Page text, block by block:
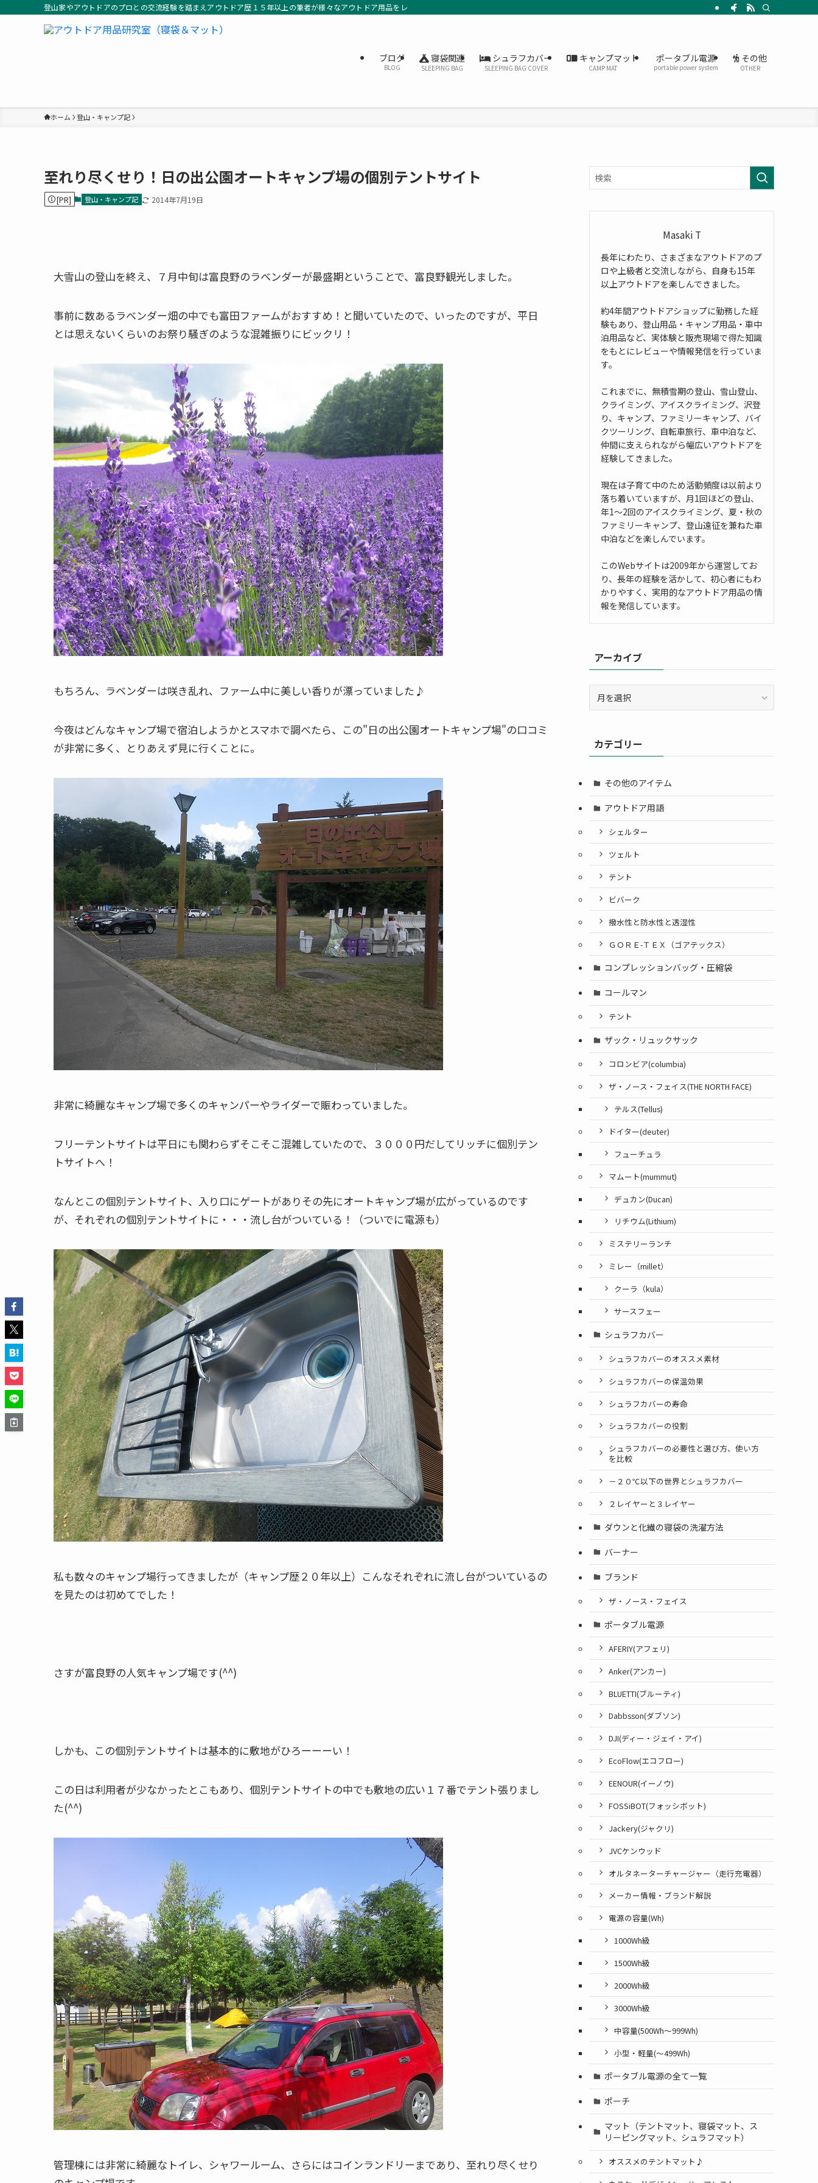
登山家やアウトドアのプロとの交流経験を踏まえアウトドア歴１５年以上の筆者が様々なアウトドア用品をレビューしています。
ブログ
BLOG
寝袋関連
SLEEPING BAG
シュラフカバー
SLEEPING BAG COVER
キャンプマット
CAMP MAT
ポータブル電源
portable power system
その他
OTHER
ホーム 登山・キャンプ記
至れり尽くせり！日の出公園オートキャンプ場の個別テントサイト
[PR] 登山・キャンプ記 2014年7月19日
大雪山の登山を終え、７月中旬は富良野のラベンダーが最盛期ということで、富良野観光しました。
事前に数あるラベンダー畑の中でも富田ファームがおすすめ！と聞いていたので、いったのですが、平日
とは思えないくらいのお祭り騒ぎのような混雑振りにビックリ！
もちろん、ラベンダーは咲き乱れ、ファーム中に美しい香りが漂っていました♪
今夜はどんなキャンプ場で宿泊しようかとスマホで調べたら、この"日の出公園オートキャンプ場"の口コミ
が非常に多く、とりあえず見に行くことに。
非常に綺麗なキャンプ場で多くのキャンパーやライダーで賑わっていました。
フリーテントサイトは平日にも関わらずそこそこ混雑していたので、３０００円だしてリッチに個別テン
トサイトへ！
なんとこの個別テントサイト、入り口にゲートがありその先にオートキャンプ場が広がっているのです
が、それぞれの個別テントサイトに・・・流し台がついている！（ついでに電源も）
私も数々のキャンプ場行ってきましたが（キャンプ歴２０年以上）こんなそれぞれに流し台がついているの
を見たのは初めてでした！
さすが富良野の人気キャンプ場です(^^)
しかも、この個別テントサイトは基本的に敷地がひろーーーい！
この日は利用者が少なかったとこもあり、個別テントサイトの中でも敷地の広い１７番でテント張りまし
た(^^)
管理棟には非常に綺麗なトイレ、シャワールーム、さらにはコインランドリーまであり、至れり尽くせり
Masaki T
長年にわたり、さまざまなアウトドアのプ
ロや上級者と交流しながら、自身も15年
以上アウトドアを楽しんできました。
約4年間アウトドアショップに勤務した経
験もあり、登山用品・キャンプ用品・車中
泊用品など、実体験と販売現場で得た知識
をもとにレビューや情報発信を行っていま
す。
これまでに、無積雪期の登山、雪山登山、
クライミング、アイスクライミング、沢登
り、キャンプ、ファミリーキャンプ、バイ
クツーリング、自転車旅行、車中泊など、
仲間に支えられながら幅広いアウトドアを
経験してきました。
現在は子育て中のため活動頻度は以前より
落ち着いていますが、月1回ほどの登山、
年1〜2回のアイスクライミング、夏・秋の
ファミリーキャンプ、登山遠征を兼ねた車
中泊などを楽しんでいます。
このWebサイトは2009年から運営してお
り、長年の経験を活かして、初心者にもわ
かりやすく、実用的なアウトドア用品の情
報を発信しています。
アーカイブ
ブカテゴリー
その他のアイテム
アウトドア用語
シェルター
ツェルト
テント
ビバーク
撥水性と防水性と透湿性
ＧＯＲＥ-ＴＥＸ（ゴアテックス）
コンプレッションバッグ・圧縮袋
コールマン
テント
ザック・リュックサック
コロンビア(columbia)
ザ・ノース・フェイス(THE NORTH FACE)
テルス(Tellus)
ドイター(deuter)
フューチュラ
マムート(mummut)
デュカン(Ducan)
リチウム(Lithium)
ミステリーランチ
ミレー（millet）
クーラ（kula）
サースフェー
シュラフカバー
シュラフカバーのオススメ素材
シュラフカバーの保温効果
シュラフカバーの寿命
シュラフカバーの役割
シュラフカバーの必要性と選び方、使い方
を比較
－２０℃以下の世界とシュラフカバー
２レイヤーと３レイヤー
ダウンと化繊の寝袋の洗濯方法
バーナー
ブランド
ザ・ノース・フェイス
ポータブル電源
AFERIY(アフェリ)
Anker(アンカー)
BLUETTI(ブルーティ)
Dabbsson(ダブソン)
DJI(ディー・ジェイ・アイ)
EcoFlow(エコフロー)
EENOUR(イーノウ)
FOSSiBOT(フォッシボット)
Jackery(ジャクリ)
JVCケンウッド
オルタネーターチャージャー（走行充電器）
メーカー情報・ブランド解説
電源の容量(Wh)
1000Wh級
1500Wh級
2000Wh級
3000Wh級
中容量(500Wh～999Wh)
小型・軽量(〜499Wh)
ポータブル電源の全て一覧
ポーチ
マット（テントマット、寝袋マット、ス
リーピングマット、シュラフマット）
オススメのテントマット♪